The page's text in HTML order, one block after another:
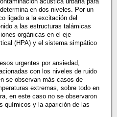
en dos niveles. Por un
ligado a la excitación del
a las estructuras talámicas
orgánicas en el eje
(HPA) y el sistema simpático
urgentes por ansiedad,
con los niveles de ruido
se observan más casos de
extremas, sobre todo en
en este caso no se observaron
químicos y la aparición de las